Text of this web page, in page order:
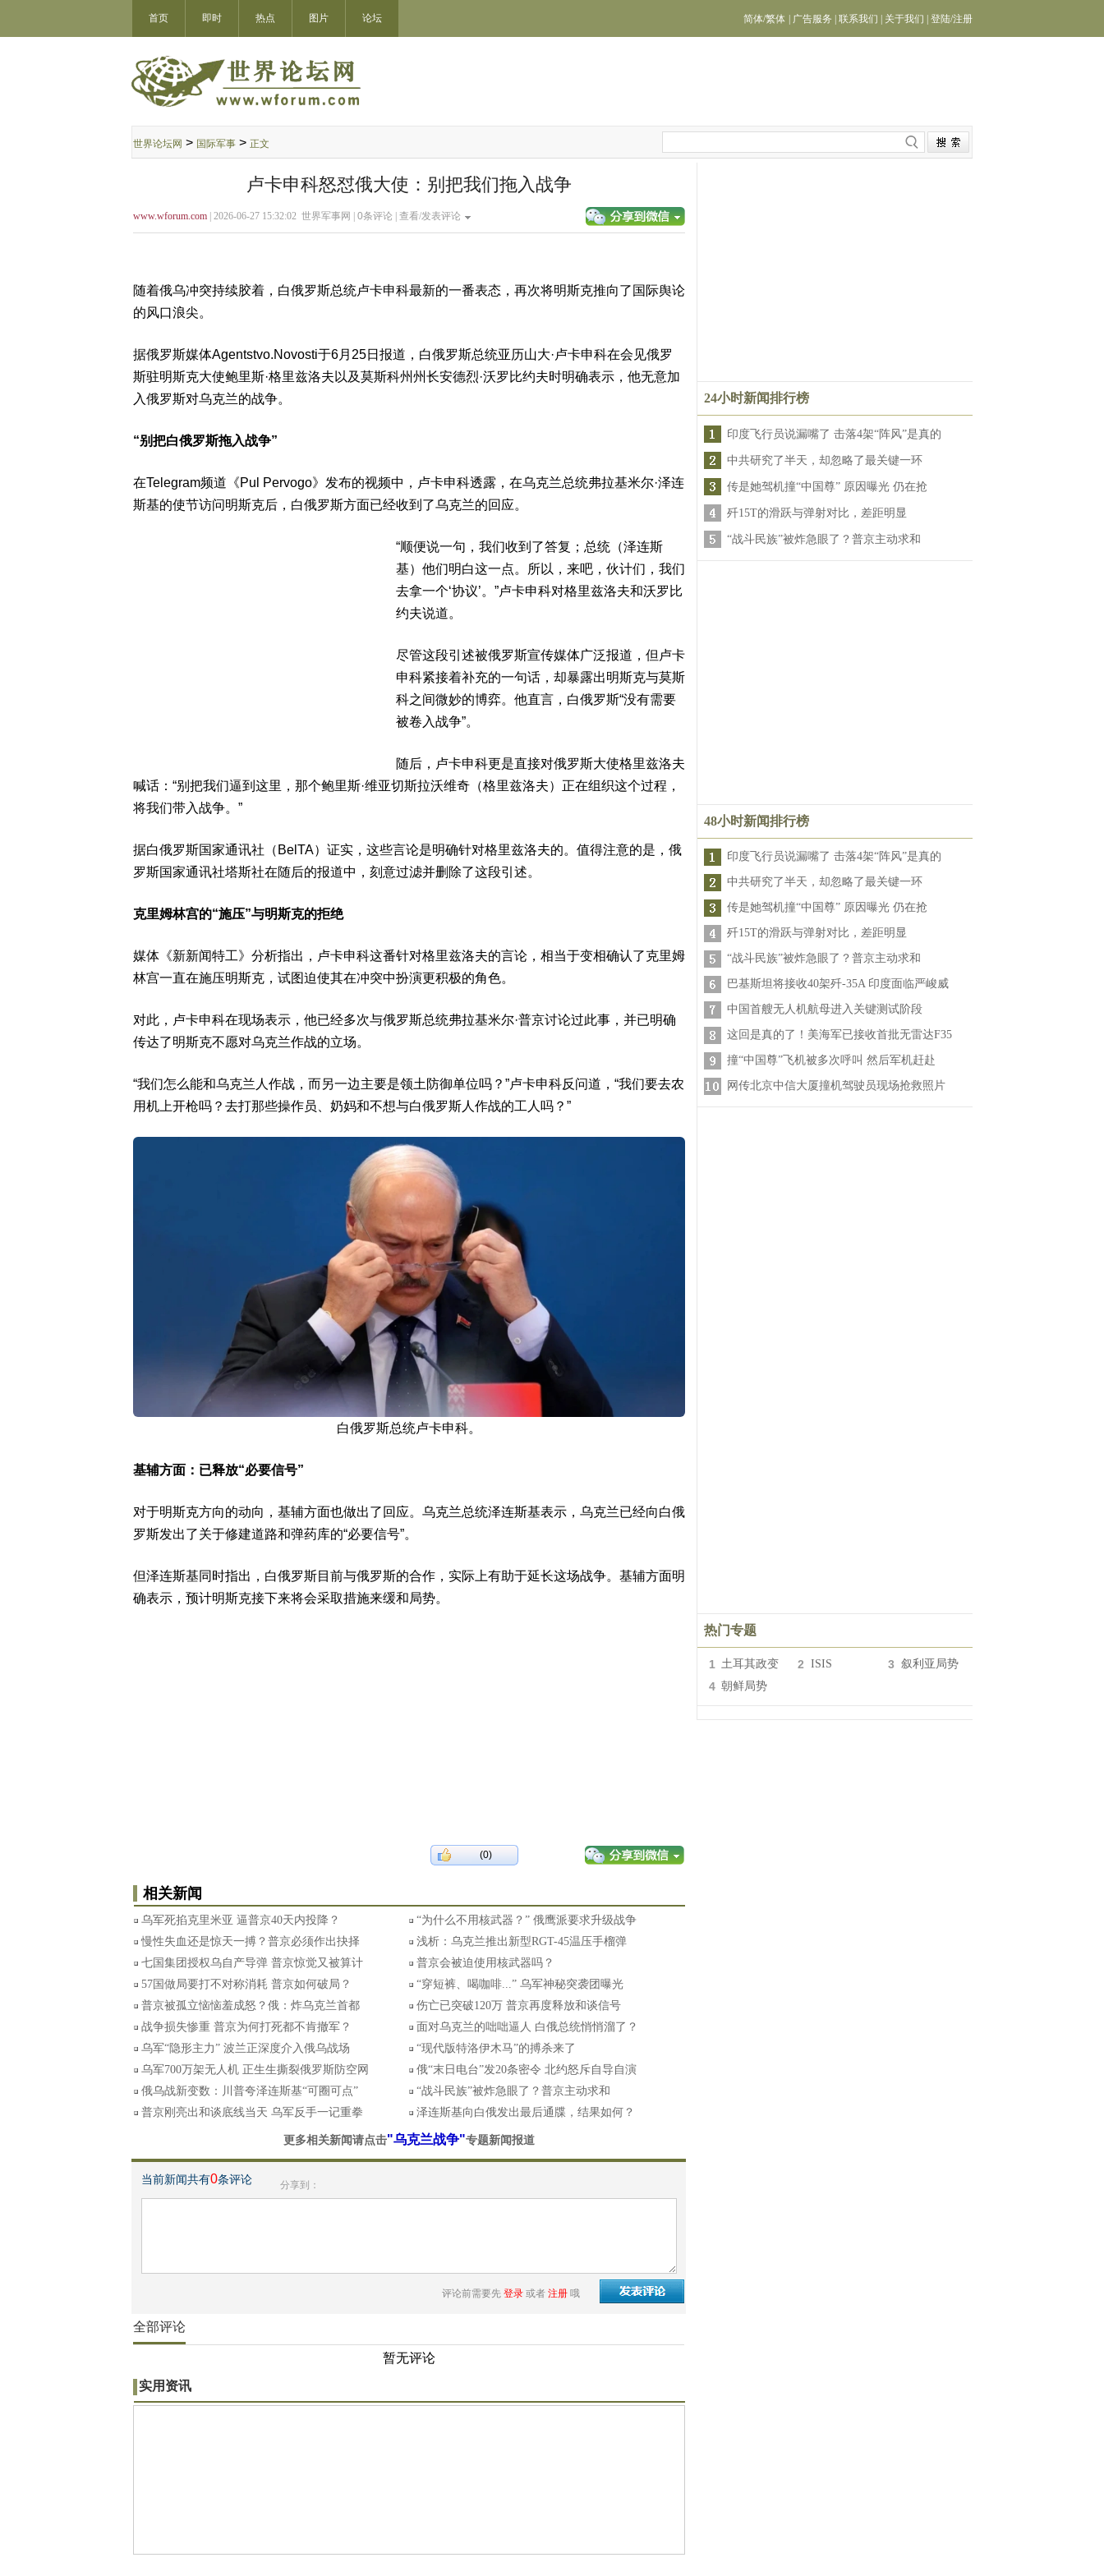
首页 即时 热点 图片 论坛 简体/繁体 广告服务 联系我们 关于我们 登陆/注册
世界论坛网 > 国际军事 > 正文
卢卡申科怒怼俄大使：别把我们拖入战争
www.wforum.com | 2026-06-27 15:32:02 世界军事网 | 0条评论 | 查看/发表评论
随着俄乌冲突持续胶着，白俄罗斯总统卢卡申科最新的一番表态，再次将明斯克推向了国际舆论
的风口浪尖。
据俄罗斯媒体Agentstvo.Novosti于6月25日报道，白俄罗斯总统亚历山大·卢卡申科在会见俄罗
斯驻明斯克大使鲍里斯·格里兹洛夫以及莫斯科州州长安德烈·沃罗比约夫时明确表示，他无意加
入俄罗斯对乌克兰的战争。
“别把白俄罗斯拖入战争”
在Telegram频道《Pul Pervogo》发布的视频中，卢卡申科透露，在乌克兰总统弗拉基米尔·泽连
斯基的使节访问明斯克后，白俄罗斯方面已经收到了乌克兰的回应。
“顺便说一句，我们收到了答复；总统（泽连斯
基）他们明白这一点。所以，来吧，伙计们，我们
去拿一个‘协议’。”卢卡申科对格里兹洛夫和沃罗比
约夫说道。
尽管这段引述被俄罗斯宣传媒体广泛报道，但卢卡
申科紧接着补充的一句话，却暴露出明斯克与莫斯
科之间微妙的博弈。他直言，白俄罗斯“没有需要
被卷入战争”。
随后，卢卡申科更是直接对俄罗斯大使格里兹洛夫
喊话：“别把我们逼到这里，那个鲍里斯·维亚切斯拉沃维奇（格里兹洛夫）正在组织这个过程，
将我们带入战争。”
据白俄罗斯国家通讯社（BelTA）证实，这些言论是明确针对格里兹洛夫的。值得注意的是，俄
罗斯国家通讯社塔斯社在随后的报道中，刻意过滤并删除了这段引述。
克里姆林宫的“施压”与明斯克的拒绝
媒体《新新闻特工》分析指出，卢卡申科这番针对格里兹洛夫的言论，相当于变相确认了克里姆
林宫一直在施压明斯克，试图迫使其在冲突中扮演更积极的角色。
对此，卢卡申科在现场表示，他已经多次与俄罗斯总统弗拉基米尔·普京讨论过此事，并已明确
传达了明斯克不愿对乌克兰作战的立场。
“我们怎么能和乌克兰人作战，而另一边主要是领土防御单位吗？”卢卡申科反问道，“我们要去农
用机上开枪吗？去打那些操作员、奶妈和不想与白俄罗斯人作战的工人吗？”
白俄罗斯总统卢卡申科。
基辅方面：已释放“必要信号”
对于明斯克方向的动向，基辅方面也做出了回应。乌克兰总统泽连斯基表示，乌克兰已经向白俄
罗斯发出了关于修建道路和弹药库的“必要信号”。
但泽连斯基同时指出，白俄罗斯目前与俄罗斯的合作，实际上有助于延长这场战争。基辅方面明
确表示，预计明斯克接下来将会采取措施来缓和局势。
(0)
相关新闻
乌军死掐克里米亚 逼普京40天内投降？
“为什么不用核武器？” 俄鹰派要求升级战争
慢性失血还是惊天一搏？普京必须作出抉择
浅析：乌克兰推出新型RGT-45温压手榴弹
七国集团授权乌自产导弹 普京惊觉又被算计
普京会被迫使用核武器吗？
57国做局要打不对称消耗 普京如何破局？
“穿短裤、喝咖啡...” 乌军神秘突袭团曝光
普京被孤立恼恼羞成怒？俄：炸乌克兰首都
伤亡已突破120万 普京再度释放和谈信号
战争损失惨重 普京为何打死都不肯撤军？
面对乌克兰的咄咄逼人 白俄总统悄悄溜了？
乌军“隐形主力” 波兰正深度介入俄乌战场
“现代版特洛伊木马”的搏杀来了
乌军700万架无人机 正生生撕裂俄罗斯防空网
俄“末日电台”发20条密令 北约怒斥自导自演
俄乌战新变数：川普夸泽连斯基“可圈可点”
“战斗民族”被炸急眼了？普京主动求和
普京刚亮出和谈底线当天 乌军反手一记重拳
泽连斯基向白俄发出最后通牒，结果如何？
更多相关新闻请点击"乌克兰战争"专题新闻报道
当前新闻共有0条评论 分享到：
评论前需要先 登录 或者 注册 哦
全部评论
暂无评论
实用资讯
24小时新闻排行榜
印度飞行员说漏嘴了 击落4架“阵风”是真的
中共研究了半天，却忽略了最关键一环
传是她驾机撞“中国尊” 原因曝光 仍在抢
歼15T的滑跃与弹射对比，差距明显
“战斗民族”被炸急眼了？普京主动求和
48小时新闻排行榜
印度飞行员说漏嘴了 击落4架“阵风”是真的
中共研究了半天，却忽略了最关键一环
传是她驾机撞“中国尊” 原因曝光 仍在抢
歼15T的滑跃与弹射对比，差距明显
“战斗民族”被炸急眼了？普京主动求和
巴基斯坦将接收40架歼-35A 印度面临严峻威
中国首艘无人机航母进入关键测试阶段
这回是真的了！美海军已接收首批无雷达F35
撞“中国尊”飞机被多次呼叫 然后军机赶赴
网传北京中信大厦撞机驾驶员现场抢救照片
热门专题
1 土耳其政变 2 ISIS 3 叙利亚局势
4 朝鲜局势